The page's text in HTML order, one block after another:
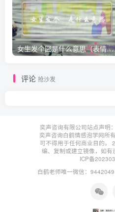
女生发个囧是什么意思（表情囧的含义）
评论 抢沙发
奕声咨询有限公司站点声明
奕声咨询白鹤情感泡学网所
可不得用于任何商业目的。
编、复制或建立镜像，如有
ICP备
白鹤老师唯一微信：9442049